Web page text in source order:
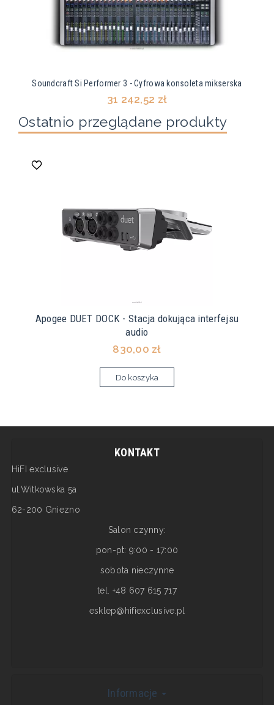
Soundcraft Si Performer 3 - Cyfrowa konsoleta mikserska
31 242,52 zł
Ostatnio przeglądane produkty
Apogee DUET DOCK - Stacja dokująca interfejsu
audio
830,00 zł
Do koszyka
KONTAKT
HiFI exclusive
ul.Witkowska 5a
62-200 Gniezno
Salon czynny:
pon-pt: 9:00 - 17:00
sobota nieczynne
tel. +48 607 615 717
esklep@hifiexclusive.pl
Informacje